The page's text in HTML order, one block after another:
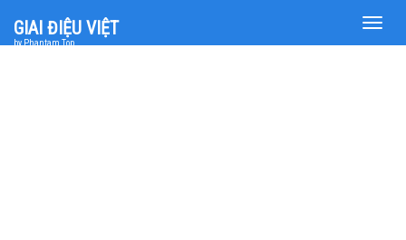
Toggle
GIAI ĐIỆU VIỆT
by Phantam Top